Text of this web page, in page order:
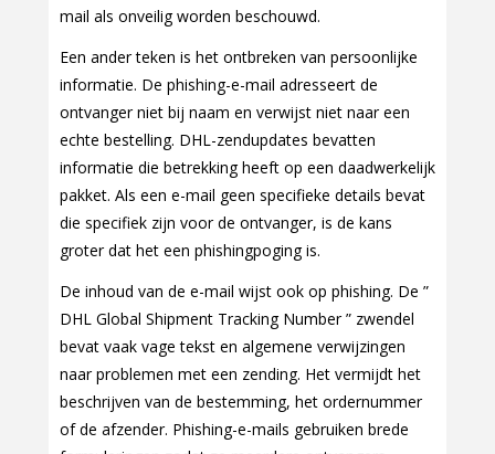
mail als onveilig worden beschouwd.
Een ander teken is het ontbreken van persoonlijke
informatie. De phishing-e-mail adresseert de
ontvanger niet bij naam en verwijst niet naar een
echte bestelling. DHL-zendupdates bevatten
informatie die betrekking heeft op een daadwerkelijk
pakket. Als een e-mail geen specifieke details bevat
die specifiek zijn voor de ontvanger, is de kans
groter dat het een phishingpoging is.
De inhoud van de e-mail wijst ook op phishing. De ”
DHL Global Shipment Tracking Number ” zwendel
bevat vaak vage tekst en algemene verwijzingen
naar problemen met een zending. Het vermijdt het
beschrijven van de bestemming, het ordernummer
of de afzender. Phishing-e-mails gebruiken brede